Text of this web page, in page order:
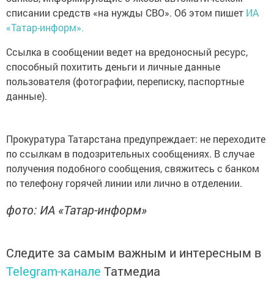
списании средств «на нужды СВО». Об этом пишет ИА
«Татар-информ».
Ссылка в сообщении ведет на вредоносный ресурс,
способный похитить деньги и личные данные
пользователя (фотографии, переписку, паспортные
данные).
Прокуратура Татарстана предупреждает: не переходите
по ссылкам в подозрительных сообщениях. В случае
получения подобного сообщения, свяжитесь с банком
по телефону горячей линии или лично в отделении.
фото: ИА «Татар-информ»
Следите за самым важным и интересным в
Telegram-канале Татмедиа